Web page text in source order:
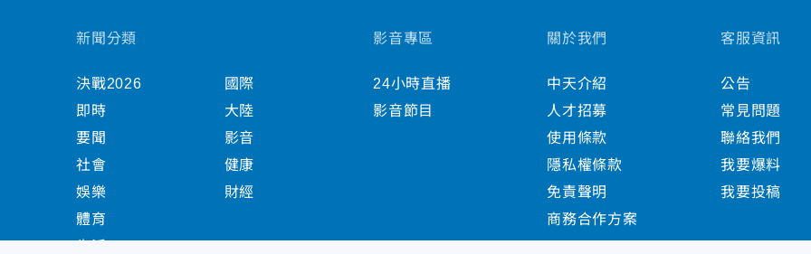
新聞分類
決戰2026
即時
要聞
社會
娛樂
體育
國際
大陸
影音
健康
財經
影音專區
24小時直播
影音節目
關於我們
中天介紹
人才招募
使用條款
隱私權條款
免責聲明
商務合作方案
客服資訊
公告
常見問題
聯絡我們
我要爆料
我要投稿